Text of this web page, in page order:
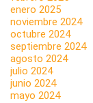
enero 2025
noviembre 2024
octubre 2024
septiembre 2024
agosto 2024
julio 2024
junio 2024
mayo 2024